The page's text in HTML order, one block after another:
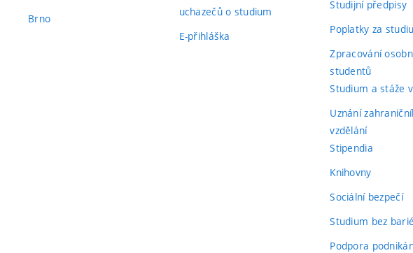
Brno
uchazečů o studium
E-přihláška
Studijní předpisy
Poplatky za
Zpracování
studentů
Studium a stáže
Uznání
vzdělání
Stipendia
Knihovny(externí
Sociální bezpečí
Studium bez
Podpora